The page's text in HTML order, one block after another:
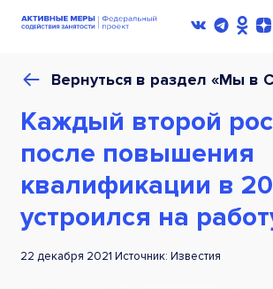
Вернуться в раздел «Мы в
Каждый второй
после повышения
квалификации в
устроился на
22 декабря 2021 Источник: Известия